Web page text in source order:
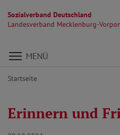
Sozialverband Deutschland
Landesverband Mecklenburg-
Direkt zu den Inhalten springen
MENÜ
Startseite
Erinnern und